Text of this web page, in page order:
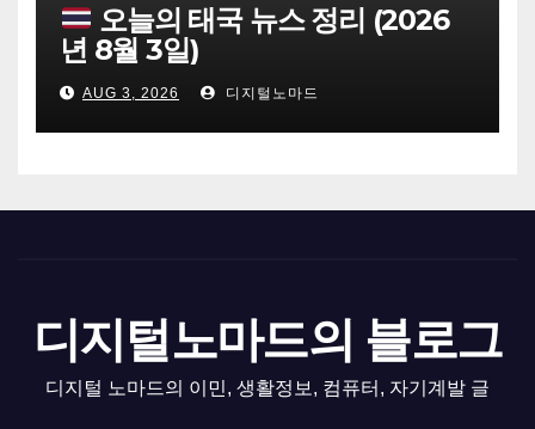
오늘의 태국 뉴스 정리 (2026
년 8월 3일)
AUG 3, 2026 디지털노마드
디지털노마드의 블로그
디지털 노마드의 이민, 생활정보, 컴퓨터, 자기계발 글